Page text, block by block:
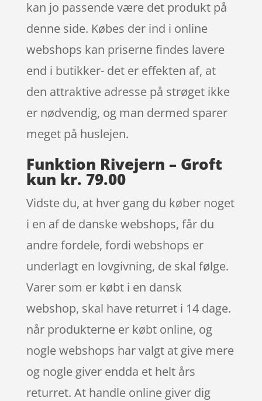
kan jo passende være det produkt på
denne side. Købes der ind i online
webshops kan priserne findes lavere
end i butikker- det er effekten af, at
den attraktive adresse på strøget ikke
er nødvendig, og man dermed sparer
meget på huslejen.
Funktion Rivejern – Groft
kun kr. 79.00
Vidste du, at hver gang du køber noget
i en af de danske webshops, får du
andre fordele, fordi webshops er
underlagt en lovgivning, de skal følge.
Varer som er købt i en dansk
webshop, skal have returret i 14 dage.
når produkterne er købt online, og
nogle webshops har valgt at give mere
og nogle giver endda et helt års
returret. At handle online giver dig